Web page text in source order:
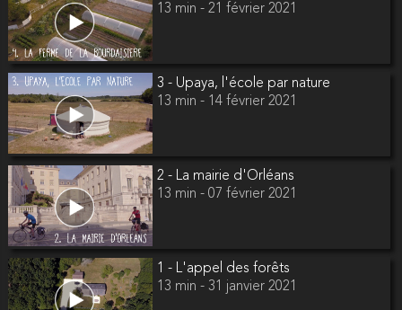
13 min - 21 février 2021
3 - Upaya, l'école par nature
13 min - 14 février 2021
2 - La mairie d'Orléans
13 min - 07 février 2021
1 - L'appel des forêts
13 min - 31 janvier 2021